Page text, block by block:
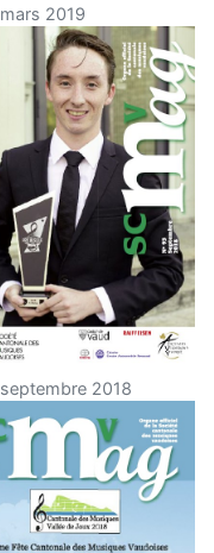
mars 2019
septembre 2018